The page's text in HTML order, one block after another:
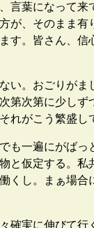
葉になって
が、そのまま
す。皆さん、
。おごりが
第次第に少し
れがこう繁盛し
一遍にがば
と仮定する。
くし。まぁ場
実に伸びて行